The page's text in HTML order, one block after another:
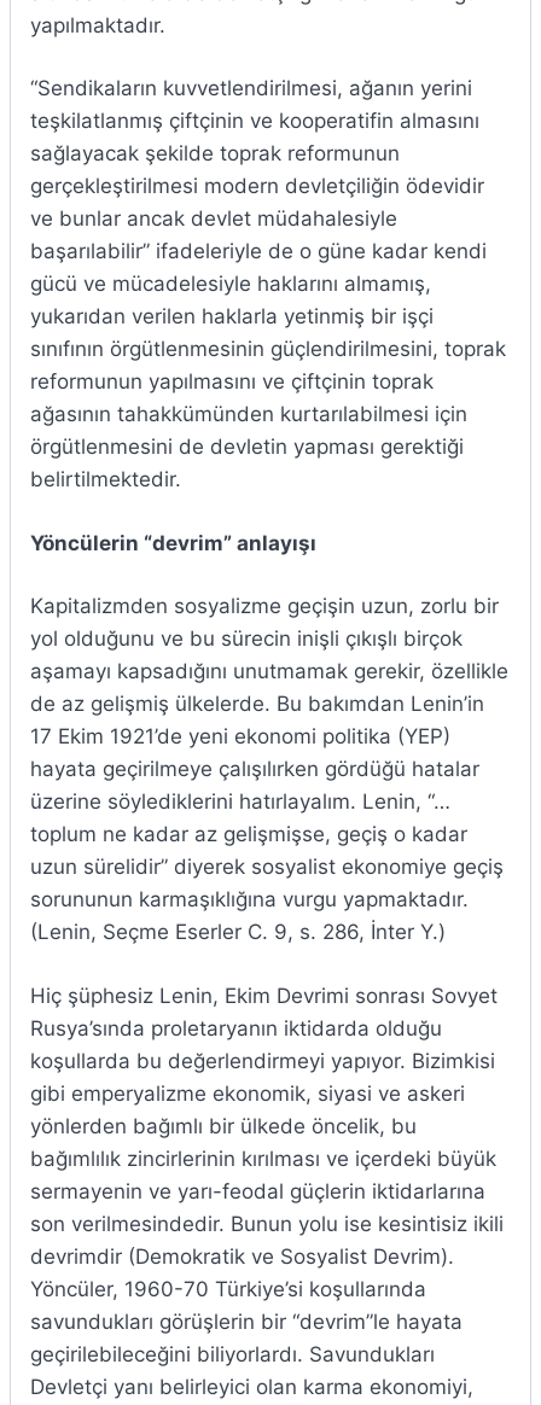
yapılmaktadır.
“Sendikaların kuvvetlendirilmesi, ağanın yerini
teşkilatlanmış çiftçinin ve kooperatifin almasını
sağlayacak şekilde toprak reformunun
gerçekleştirilmesi modern devletçiliğin ödevidir
ve bunlar ancak devlet müdahalesiyle
başarılabilir” ifadeleriyle de o güne kadar kendi
gücü ve mücadelesiyle haklarını almamış,
yukarıdan verilen haklarla yetinmiş bir işçi
sınıfının örgütlenmesinin güçlendirilmesini, toprak
reformunun yapılmasını ve çiftçinin toprak
ağasının tahakkümünden kurtarılabilmesi için
örgütlenmesini de devletin yapması gerektiği
belirtilmektedir.
Yöncülerin “devrim” anlayışı
Kapitalizmden sosyalizme geçişin uzun, zorlu bir
yol olduğunu ve bu sürecin inişli çıkışlı birçok
aşamayı kapsadığını unutmamak gerekir, özellikle
de az gelişmiş ülkelerde. Bu bakımdan Lenin’in
17 Ekim 1921’de yeni ekonomi politika (YEP)
hayata geçirilmeye çalışılırken gördüğü hatalar
üzerine söylediklerini hatırlayalım. Lenin, “…
toplum ne kadar az gelişmişse, geçiş o kadar
uzun sürelidir” diyerek sosyalist ekonomiye geçiş
sorununun karmaşıklığına vurgu yapmaktadır.
(Lenin, Seçme Eserler C. 9, s. 286, İnter Y.)
Hiç şüphesiz Lenin, Ekim Devrimi sonrası Sovyet
Rusya’sında proletaryanın iktidarda olduğu
koşullarda bu değerlendirmeyi yapıyor. Bizimkisi
gibi emperyalizme ekonomik, siyasi ve askeri
yönlerden bağımlı bir ülkede öncelik, bu
bağımlılık zincirlerinin kırılması ve içerdeki büyük
sermayenin ve yarı-feodal güçlerin iktidarlarına
son verilmesindedir. Bunun yolu ise kesintisiz ikili
devrimdir (Demokratik ve Sosyalist Devrim).
Yöncüler, 1960-70 Türkiye’si koşullarında
savundukları görüşlerin bir “devrim”le hayata
geçirilebileceğini biliyorlardı. Savundukları
Devletçi yanı belirleyici olan karma ekonomiyi,